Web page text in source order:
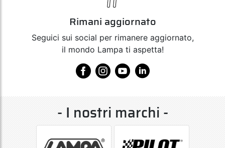
Rimani aggiornato
Seguici sui social per rimanere aggiornato,
il mondo Lampa ti aspetta!
- I nostri marchi -